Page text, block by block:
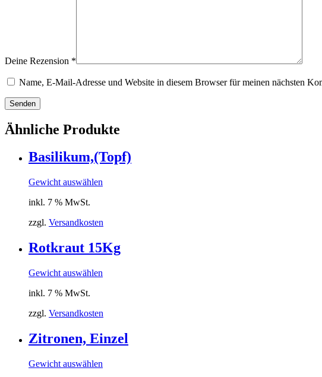
Deine Rezension *
Name, E-Mail-Adresse und Website in diesem Browser für meinen nächsten
Senden
Ähnliche Produkte
Basilikum,(Topf)
Gewicht auswählen
inkl. 7 % MwSt.
zzgl. Versandkosten
Rotkraut 15Kg
Gewicht auswählen
inkl. 7 % MwSt.
zzgl. Versandkosten
Zitronen, Einzel
Gewicht auswählen